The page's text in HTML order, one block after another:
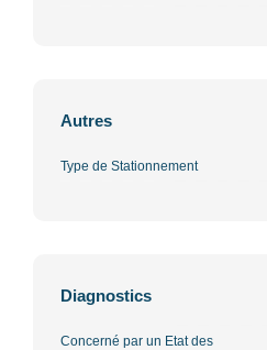
Autres
Type de Stationnement
Diagnostics
Concerné par un Etat des